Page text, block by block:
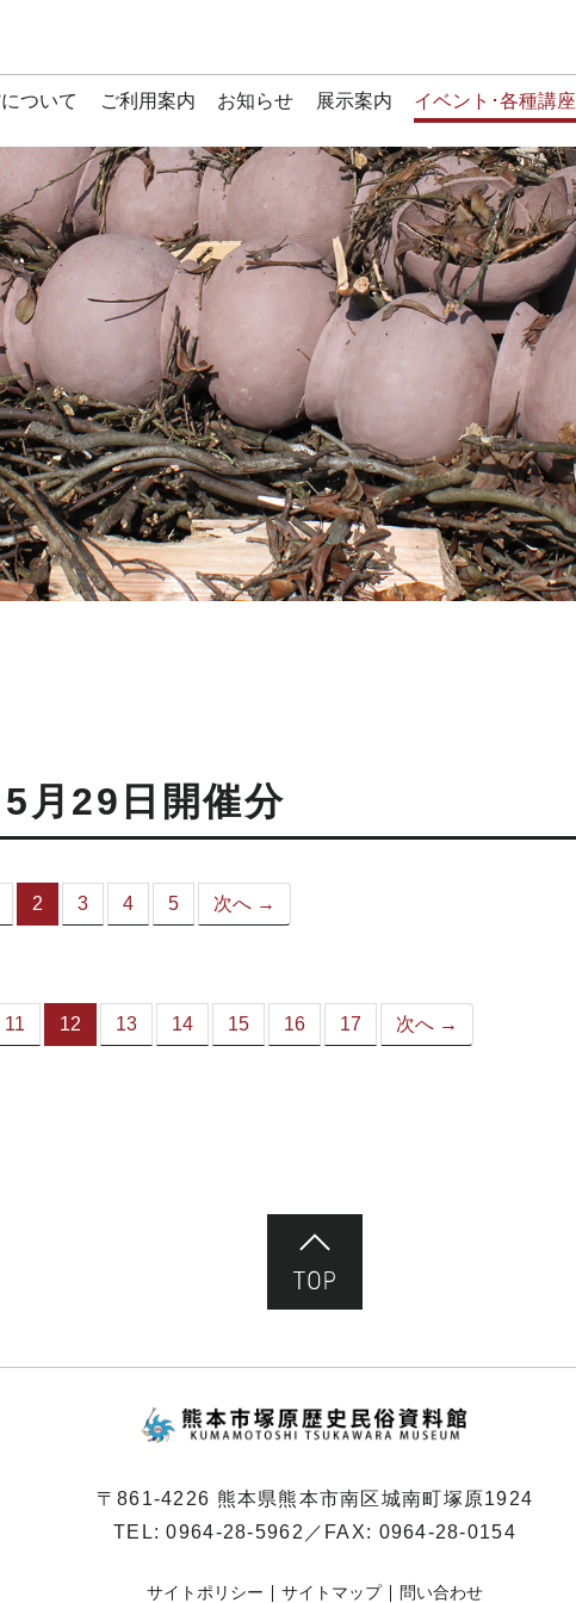
ついて ご利用案内 お知らせ 展示案内 イベント･各種講座
月29日開催分
2
（こ
ジ）
3 4 5 次へ →
11 12
（こ
13 14 15 16 17 次へ →
〒861-4226 熊本県熊本市南区城南町塚原1924
TEL:0964-28-5962 ／FAX: 0964-28-0154
サイトポリシー サイトマップ 問い合わせ